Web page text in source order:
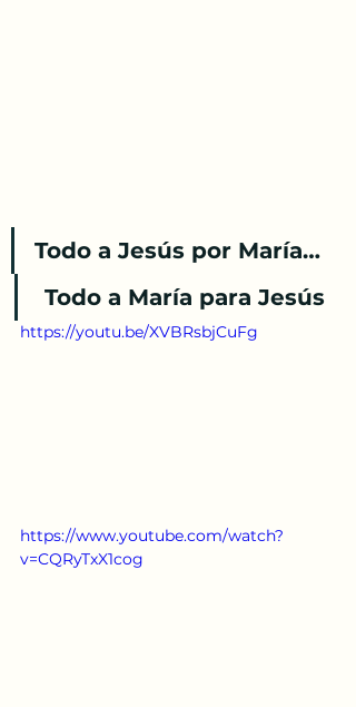
Todo a Jesús por María…
Todo a María para Jesús
https://youtu.be/XVBRsbjCuFg
https://www.youtube.com/watch?
v=CQRyTxX1cog